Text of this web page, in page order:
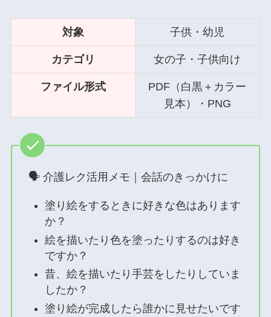
対象 子供・幼児
カテゴリ 女の子・子供向け
ファイル形式
PDF（白黒＋カラー
見本）・PNG
🗣 介護レク活用メモ｜会話のきっかけに
塗り絵をするときに好きな色はあります
か？
絵を描いたり色を塗ったりするのは好き
ですか？
昔、絵を描いたり手芸をしたりしていま
したか？
塗り絵が完成したら誰かに見せたいです